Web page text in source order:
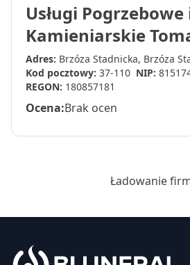
Usługi Pogrzebowe
Kamieniarskie
Adres: Brzóza Stadnicka, Brzóza
Kod pocztowy: 37-110 NIP:
REGON: 180857181
Ocena:Brak ocen
Ładowanie